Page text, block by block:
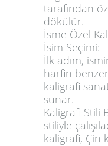
tarafından
dökülür.
İsme Özel
İsim Seçimi:
İlk adım,
harfin
kaligrafi
sunar.
Kaligrafi Stili
stiliyle
kaligrafi, Çin